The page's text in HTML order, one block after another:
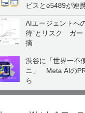
ビスとe5489が連
AIエージェントへ
待”とリスク ガー
摘
渋谷に「世界一不
ニ」 Meta AIの
ら